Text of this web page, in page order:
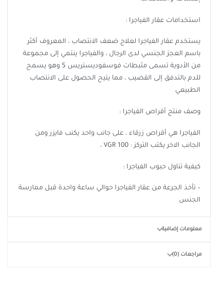
استخدامات عقار الفياجرا :
يستخدم عقار الفياجرا لعلاج ضعف الانتصاب ، المعروف أكثر
باسم العجز الجنسي لدى الرجال ، والفياجرا ينتمي إلى مجموعة
من الأدوية تسمى مثبطات فوسفوديستريس 5 وهو يسمح
للدم بالتدفق إلى القضيب ، مما يتيح الحصول على الانتصاب
الطبيعي
وصف منتج أقراص الفياجرا :
الفياجرا هي أقراص زرقاء ، على جانب واحد يكنب فايزر ومن
الجانب الاخر يكتب التركز : VGR 100 ،
كيفية تناول حبوب الفياجرا :
– تأخذ الجرعة من عقار الفياجرا حوالي ساعة واحدة قبل ممارسة
الجنس
معلومات إضافية
مراجعات (0)